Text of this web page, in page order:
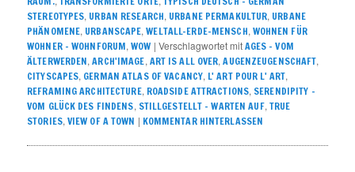
STEREOTYPES, URBAN RESEARCH, URBANE PERMAKULTUR, URBANE
PHÄNOMENE, URBANSCAPE,WELTALL-ERDE-MENSCH, WOHNEN FÜR
WOHNER – WOHNFORUM,WOW | Verschlagwortet mit AGES - VOM
ÄLTERWERDEN,ARCH'IMAGE, ART IS ALL OVER,AUGENZEUGENSCHAFT,
CITYSCAPES, GERMAN ATLAS OF VACANCY, L' ART POUR L' ART,
REFRAMING ARCHITECTURE, ROADSIDE ATTRACTIONS, SERENDIPITY –
VOM GLÜCK DES FINDENS, STILLGESTELLT – WARTEN AUF, TRUE
STORIES, VIEW OF A TOWN | KOMMENTAR HINTERLASSEN